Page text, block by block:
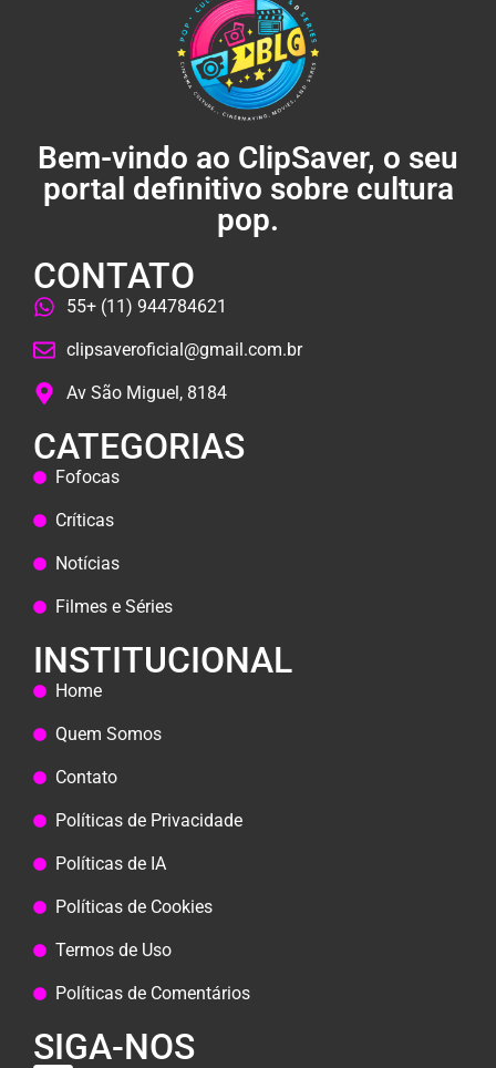
Bem-vindo ao ClipSaver, o seu
portal definitivo sobre cultura
pop.
CONTATO
55+ (11) 944784621
clipsaveroficial@gmail.com.br
Av São Miguel, 8184
CATEGORIAS
Fofocas
Críticas
Notícias
Filmes e Séries
INSTITUCIONAL
Home
Quem Somos
Contato
Políticas de Privacidade
Políticas de IA
Políticas de Cookies
Termos de Uso
Políticas de Comentários
SIGA-NOS